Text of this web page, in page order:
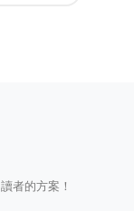
者的方案！